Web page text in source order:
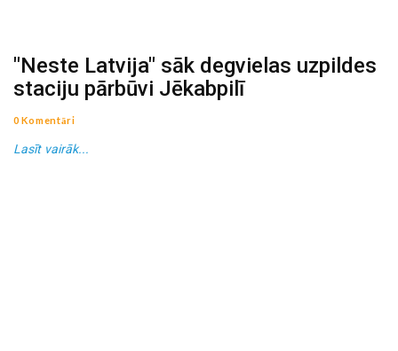
"Neste Latvija" sāk degvielas uzpildes
staciju pārbūvi Jēkabpilī
0 Komentāri
Lasīt vairāk...